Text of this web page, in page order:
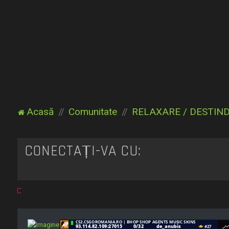
Acasă Comunitate RELAXARE /
CONECTAȚI-VĂ CU: